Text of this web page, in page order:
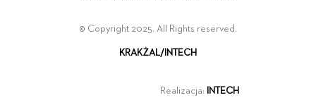
© Copyright 2025. All Rights reserved.
KRAKŻAL/INTECH
Realizacja: INTECH